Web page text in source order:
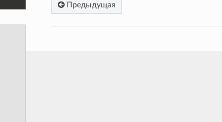
Предыдущая